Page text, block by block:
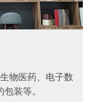
物医药、电子数
装等。